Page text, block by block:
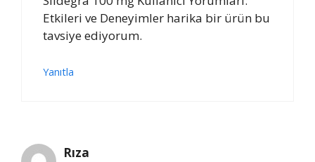
Etkileri ve Deneyimler harika bir ürün bu
tavsiye ediyorum.
Yanıtla
Rıza